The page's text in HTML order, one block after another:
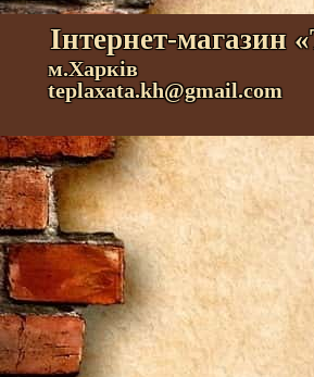
Інтернет-магазин
м.Харків
teplaxata.kh@gmail.com